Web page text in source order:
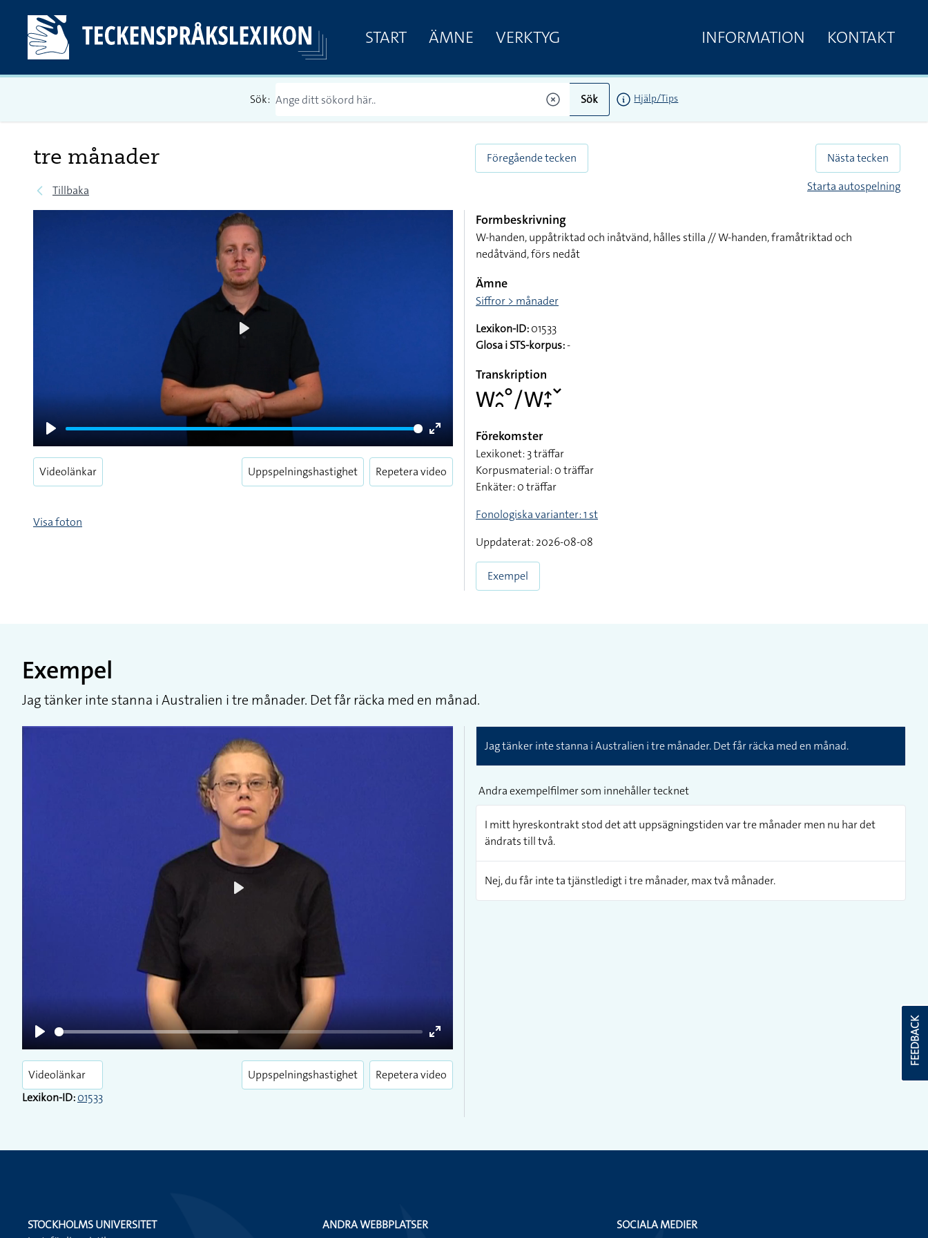
START ÄMNE VERKTYG INFORMATION KONTAKT
Sök: Sök Hjälp/Tips
tre månader
Tillbaka
Föregående tecken
Nästa tecken
Starta autospelning
Play
Enter
fullscreen
Videolänkar Uppspelningshastighet Repetera video
Visa foton
Formbeskrivning
W-handen, uppåtriktad och inåtvänd, hålles stilla // W-handen, framåtriktad och
nedåtvänd, förs nedåt
Ämne
Siffror > månader
Lexikon-ID:01533
Glosa i STS-korpus:-
Transkription
􌤰􌤵􌥘􌦑􌥠􌤰􌤴􌥙􌥧
Förekomster
Lexikonet: 3 träffar
Korpusmaterial: 0 träffar
Enkäter: 0 träffar
Fonologiska varianter: 1 st
Uppdaterat: 2026-08-08
Exempel
Exempel
Jag tänker inte stanna i Australien i tre månader. Det får räcka med en månad.
Play
Enter
fullscreen
Videolänkar
Lexikon-ID:01533
Uppspelningshastighet Repetera video
Jag tänker inte stanna i Australien i tre månader. Det får räcka med en månad.
Andra exempelfilmer som innehåller tecknet
I mitt hyreskontrakt stod det att uppsägningstiden var tre månader men nu har det
ändrats till två.
Nej, du får inte ta tjänstledigt i tre månader, max två månader.
FEEDBACK
STOCKHOLMS UNIVERSITET
ANDRA WEBBPLATSER SOCIALA MEDIER